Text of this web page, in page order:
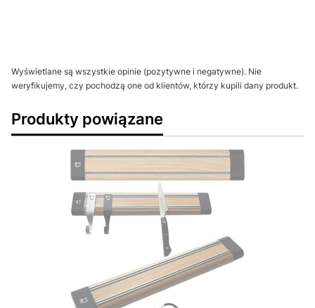
Wyświetlane są wszystkie opinie (pozytywne i negatywne). Nie
weryfikujemy, czy pochodzą one od klientów, którzy kupili dany produkt.
Produkty powiązane